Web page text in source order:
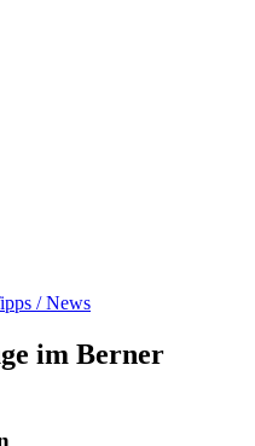
/ News
im Berner